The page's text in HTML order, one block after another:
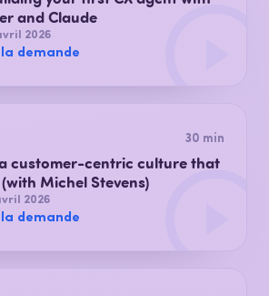
and Claude
2026
demande
30 min
customer-centric culture that
Michel Stevens)
2026
demande